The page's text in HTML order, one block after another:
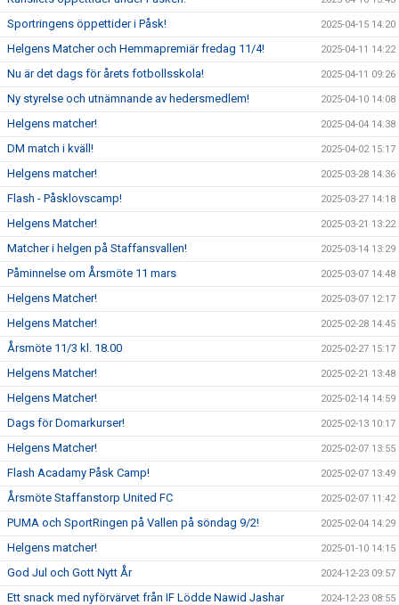
Sportringens öppettider i Påsk! 2025-04-15 14:20
Helgens Matcher och Hemmapremiär fredag 11/4! 2025-04-11 14:22
Nu är det dags för årets fotbollsskola! 2025-04-11 09:26
Ny styrelse och utnämnande av hedersmedlem! 2025-04-10 14:08
Helgens matcher! 2025-04-04 14:38
DM match i kväll! 2025-04-02 15:17
Helgens matcher! 2025-03-28 14:36
Flash - Påsklovscamp! 2025-03-27 14:18
Helgens Matcher! 2025-03-21 13:22
Matcher i helgen på Staffansvallen! 2025-03-14 13:29
Påminnelse om Årsmöte 11 mars 2025-03-07 14:48
Helgens Matcher! 2025-03-07 12:17
Helgens Matcher! 2025-02-28 14:45
Årsmöte 11/3 kl. 18.00 2025-02-27 15:17
Helgens Matcher! 2025-02-21 13:48
Helgens Matcher! 2025-02-14 14:59
Dags för Domarkurser! 2025-02-13 10:17
Helgens Matcher! 2025-02-07 13:55
Flash Acadamy Påsk Camp! 2025-02-07 13:49
Årsmöte Staffanstorp United FC 2025-02-07 11:42
PUMA och SportRingen på Vallen på söndag 9/2! 2025-02-04 14:29
Helgens matcher! 2025-01-10 14:15
God Jul och Gott Nytt År 2024-12-23 09:57
Ett snack med nyförvärvet från IF Lödde Nawid Jashar 2024-12-23 08:55